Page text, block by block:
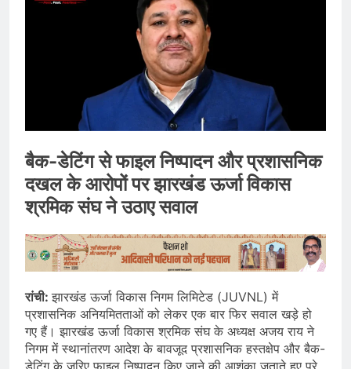
बैक-डेटिंग से फाइल निष्पादन और प्रशासनिक
दखल के आरोपों पर झारखंड ऊर्जा विकास
श्रमिक संघ ने उठाए सवाल
रांची:झारखंड ऊर्जा विकास निगम लिमिटेड (JUVNL) में
प्रशासनिक अनियमितताओं को लेकर एक बार फिर सवाल खड़े हो
गए हैं। झारखंड ऊर्जा विकास श्रमिक संघ के अध्यक्ष अजय राय ने
निगम में स्थानांतरण आदेश के बावजूद प्रशासनिक हस्तक्षेप और बैक-
डेटिंग के जरिए फाइल निष्पादन किए जाने की आशंका जताते हुए पूरे